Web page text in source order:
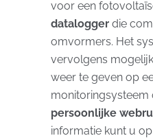
voor een
datalogger die
omvormers. Het
vervolgens
weer te geven op
monitoringsysteem
persoonlijke
informatie kunt u op